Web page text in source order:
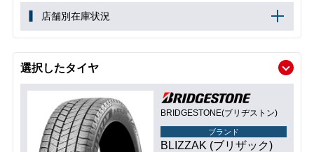
店舗別在庫状況
選択したタイヤ
BRIDGESTONE(ブリヂストン)
ブランド
BLIZZAK (ブリザック)